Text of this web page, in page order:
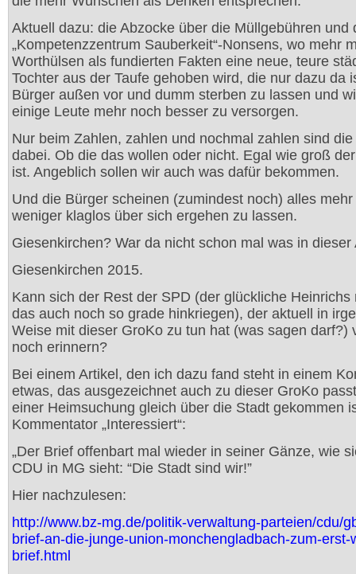
Aktuell dazu: die Abzocke über die Müllgebühren und
„Kompetenzzentrum Sauberkeit“-Nonsens, wo mehr
Worthülsen als fundierten Fakten eine neue, teure
Tochter aus der Taufe gehoben wird, die nur dazu da
Bürger außen vor und dumm sterben zu lassen und
einige Leute mehr noch besser zu versorgen.
Nur beim Zahlen, zahlen und nochmal zahlen sind
dabei. Ob die das wollen oder nicht. Egal wie groß
ist. Angeblich sollen wir auch was dafür bekommen.
Und die Bürger scheinen (zumindest noch) alles
weniger klaglos über sich ergehen zu lassen.
Giesenkirchen? War da nicht schon mal was in dieser
Giesenkirchen 2015.
Kann sich der Rest der SPD (der glückliche Heinrichs
das auch noch so grade hinkriegen), der aktuell in
Weise mit dieser GroKo zu tun hat (was sagen darf?)
noch erinnern?
Bei einem Artikel, den ich dazu fand steht in einem
etwas, das ausgezeichnet auch zu dieser GroKo
einer Heimsuchung gleich über die Stadt gekommen
Kommentator „Interessiert“:
„Der Brief offenbart mal wieder in seiner Gänze, wie
CDU in MG sieht: “Die Stadt sind wir!”
Hier nachzulesen:
http://www.bz-mg.de/politik-verwaltung-parteien/cdu/
brief-an-die-junge-union-monchengladbach-zum-erst-
brief.html